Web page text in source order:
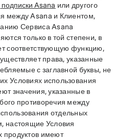
подписки Asana или другого
между Asana и Клиентом,
Сервиса Asana
только в той степени, в
соответствующую функцию,
права, указанные
с заглавной буквы, не
Условиях использования
значения, указанные в
противоречия между
отдельных
настоящие Условия
продуктов имеют